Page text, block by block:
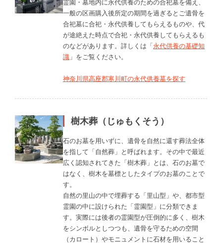
霊園・墓地内に永代供養のための合祀墓を備え、
一般の区画購入後所定の期間を過ぎるとご遺骨を
合祀墓に合祀・永代供養してもらえるものや、代
が途絶えた時点で合祀・永代供養してもらえるも
のなどがあります。詳しくは「永代供養の基礎知
識 」をご覧ください。
神奈川県高座郡寒川町の永代供養墓を探す
樹木葬（じゅもくそう）
石のお墓を用いずに、遺骨を自然に還す葬法全体
を指して「自然葬」と呼ばれます。その中で最近
広く認知されてきた「樹木葬」とは、石のお墓で
はなく、樹木を墓標としたタイプのお墓のことで
す。
自然の里山の中で埋葬する「里山型」や、都市型
霊園の中に設けられた「霊園型」に分類できま
す。実際には後者の霊園型が圧倒的に多く、樹木
をシンボルとしつつも、遺骨を守るための空間
（カロート）やモニュメントに石材を用いること